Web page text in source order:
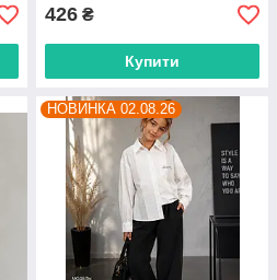
426 ₴
Купити
НОВИНКА 02.08.26